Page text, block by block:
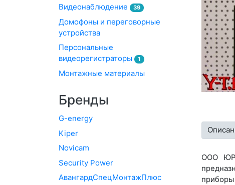
ООО
Видеонаблюдение 39
Домофоны и переговорные
устройства
Персональные
видеорегистраторы
1
Монтажные материалы
Бренды
G-energy
Kiper
Novicam
Security Power
АвангардСпецМонтажПлюс